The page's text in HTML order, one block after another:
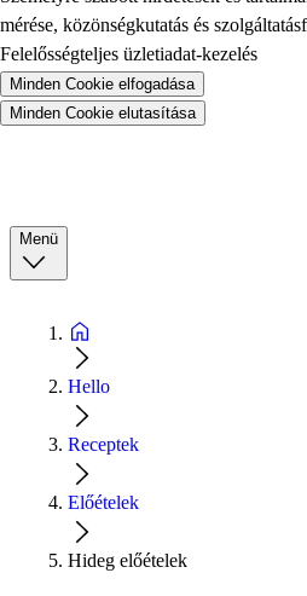
mérése, közönségkutatás és
Felelősségteljes üzletiadat-kezelés
Minden Cookie elfogadása
Minden Cookie elutasítása
Menü
Hello
Receptek
Előételek
Hideg előételek